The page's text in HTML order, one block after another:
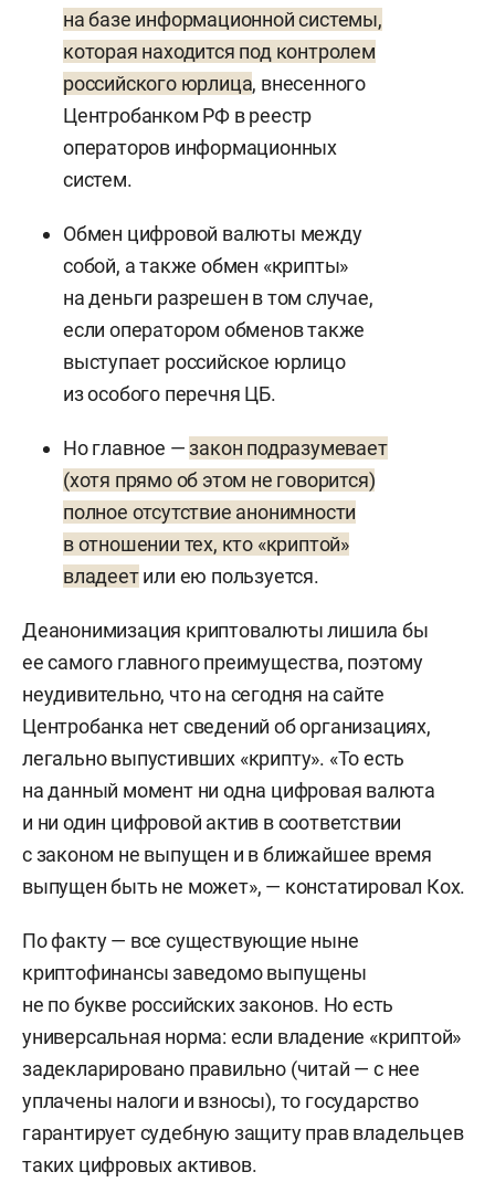
на базе информационной системы,
которая находится под контролем
российского юрлица, внесенного
Центробанком РФ в реестр
операторов информационных
систем.
Обмен цифровой валюты между
собой, а также обмен «крипты»
на деньги разрешен в том случае,
если оператором обменов также
выступает российское юрлицо
из особого перечня ЦБ.
Но главное —закон подразумевает
(хотя прямо об этом не говорится)
полное отсутствие анонимности
в отношении тех, кто «криптой»
владеетили ею пользуется.
Деанонимизация криптовалюты лишила бы
ее самого главного преимущества, поэтому
неудивительно, что на сегодня на сайте
Центробанка нет сведений об организациях,
легально выпустивших «крипту». «То есть
на данный момент ни одна цифровая валюта
и ни один цифровой актив в соответствии
с законом не выпущен и в ближайшее время
выпущен быть не может», — констатировал Кох.
По факту — все существующие ныне
криптофинансы заведомо выпущены
не по букве российских законов. Но есть
универсальная норма: если владение «криптой»
задекларировано правильно (читай — с нее
уплачены налоги и взносы), то государство
гарантирует судебную защиту прав владельцев
таких цифровых активов.